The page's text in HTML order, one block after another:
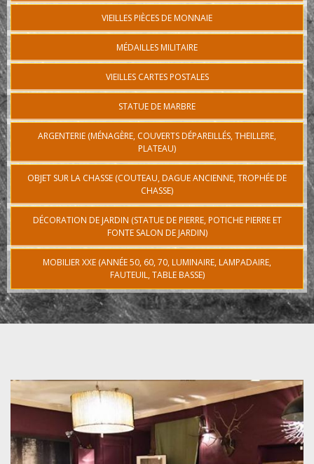
VIEILLES PIÈCES DE MONNAIE
MÉDAILLES MILITAIRE
VIEILLES CARTES POSTALES
STATUE DE MARBRE
ARGENTERIE (MÉNAGÈRE, COUVERTS DÉPAREILLÉS, THEILLERE,
PLATEAU)
OBJET SUR LA CHASSE (COUTEAU, DAGUE ANCIENNE, TROPHÉE DE
CHASSE)
DÉCORATION DE JARDIN (STATUE DE PIERRE, POTICHE PIERRE ET
FONTE SALON DE JARDIN)
MOBILIER XXE (ANNÉE 50, 60, 70, LUMINAIRE, LAMPADAIRE,
FAUTEUIL, TABLE BASSE)